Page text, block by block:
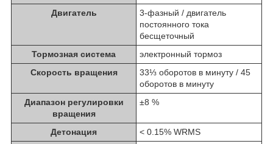
Двигатель
3-фазный / двигатель
постоянного тока
бесщеточный
Тормозная система
электронный тормоз
Скорость вращения
33⅓ оборотов в минуту / 45
оборотов в минуту
Диапазон регулировки
вращения
±8 %
Детонация
< 0.15% WRMS